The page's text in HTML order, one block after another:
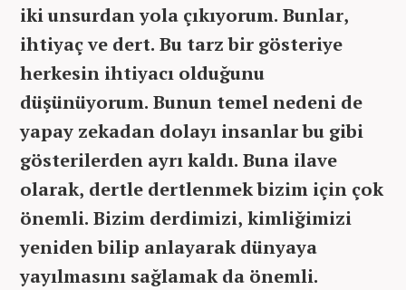
iki unsurdan yola çıkıyorum. Bunlar,
ihtiyaç ve dert. Bu tarz bir gösteriye
herkesin ihtiyacı olduğunu
düşünüyorum. Bunun temel nedeni de
yapay zekadan dolayı insanlar bu gibi
gösterilerden ayrı kaldı. Buna ilave
olarak, dertle dertlenmek bizim için çok
önemli. Bizim derdimizi, kimliğimizi
yeniden bilip anlayarak dünyaya
yayılmasını sağlamak da önemli.